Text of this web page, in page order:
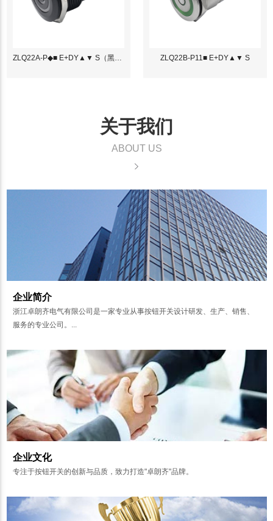
ZLQ22A-P◆■ E+DY▲▼ S（黑色） ZLQ22B-P11■ E+DY▲▼ S
关于我们
ABOUT US
企业简介
浙江卓朗齐电气有限公司是一家专业从事按钮开关设计研发、生产、销售、
服务的专业公司。...
企业文化
专注于按钮开关的创新与品质，致力打造"卓朗齐"品牌。